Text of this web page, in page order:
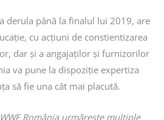
derula până la finalul lui 2019, are
cu acțiuni de constientizarea
dar și a angajaților și furnizorilor
va pune la dispoziție expertiza
să fie una cât mai placută.
România urmărește multiple